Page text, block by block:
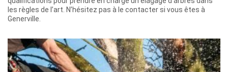
les règles de l’art. N’hésitez pas à le contacter si vous êtes à
Generville.